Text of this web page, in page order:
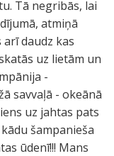
Tā negribās, lai
atmiņā
daudz kas
uz lietām un
-
savvaļā - okeānā
uz jahtas pats
šampanieša
ūdenī!!! Mans